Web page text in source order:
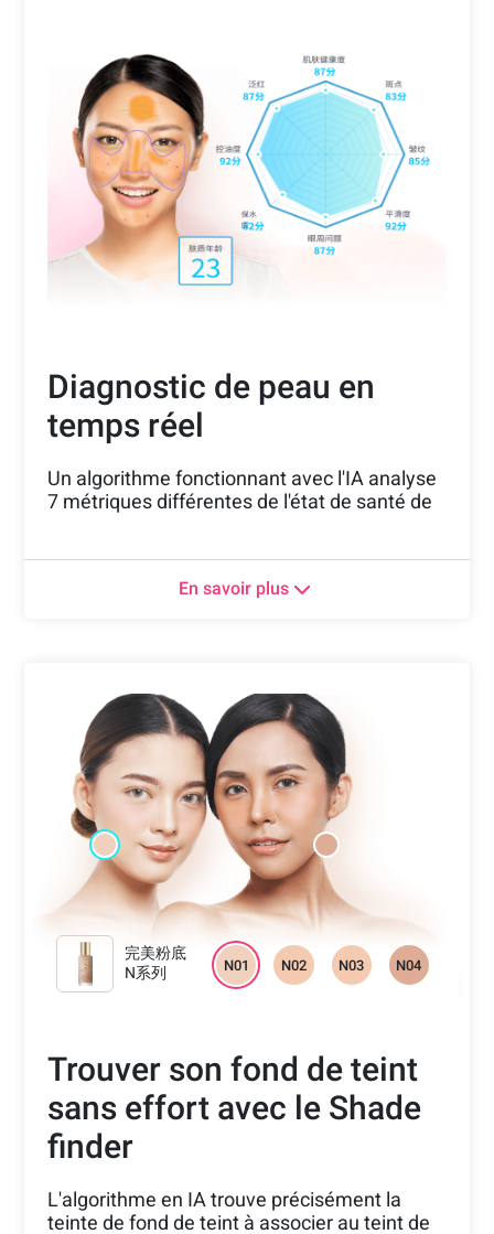
créant une expérience digitale unique qui
mèle le divertissement, des élément
interactifs et un contenu vidéo commercial.
Diagnostic de peau en
temps réel
Un algorithme fonctionnant avec l'IA analyse
7 métriques différentes de l'état de santé de
professionnel, cet algorithme de haute
différents:
taches, rides, maque
d'hydratation, rougeurs, brillances,
problèmes de texture et cernes.
En savoir plus
完美粉底
N系列
N01 N02 N03 N04
Trouver son fond de teint
sans effort avec le Shade
finder
L'algorithme en IA trouve précisément la
teinte de fond de teint à associer au teint de